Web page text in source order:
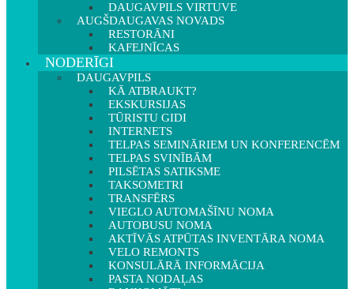
DAUGAVPILS VIRTUVE
AUGŠDAUGAVAS NOVADS
RESTORĀNI
KAFEJNĪCAS
NODERĪGI
DAUGAVPILS
KĀ ATBRAUKT?
EKSKURSIJAS
TŪRISTU GIDI
INTERNETS
TELPAS SEMINĀRIEM UN KONFERENCĒM
TELPAS SVINĪBĀM
PILSĒTAS SATIKSME
TAKSOMETRI
TRANSFĒRS
VIEGLO AUTOMAŠĪNU NOMA
AUTOBUSU NOMA
AKTĪVĀS ATPŪTAS INVENTĀRA NOMA
VELO REMONTS
KONSULĀRĀ INFORMĀCIJA
PASTA NODAĻAS